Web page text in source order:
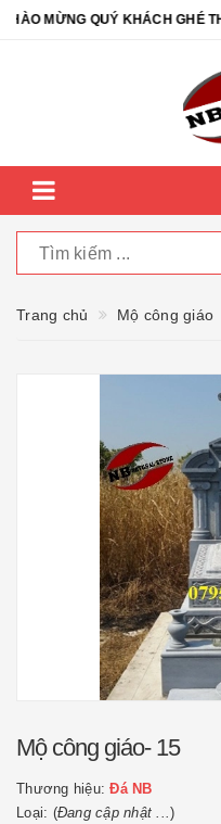
MỪNG QUÝ KHÁCH GHÉ
Trang chủ Mộ công giáo
Mộ công giáo- 15
Thương hiệu:Đá NB
Loại: (Đang cập nhật ...)